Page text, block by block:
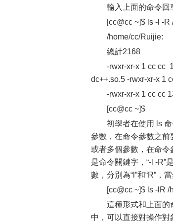
輸入上面的命令回
[cc@cc ~]$ ls -l -
/home/cc/Ruijie:
總計2168
-rwxr-xr-x 1 cc cc
dc++.so.5 -rwxr-xr-x 1
-rwxr-xr-x 1 cc cc
[cc@cc ~]$
初學者在使用 ls
參數，在命令參數之前
或者多個參數，在命令
是命令關鍵字，“-l -R”
數，分別為“l”和“R”，
[cc@cc ~]$ ls -lR
這種形式和上面的
中，可以直接對操作